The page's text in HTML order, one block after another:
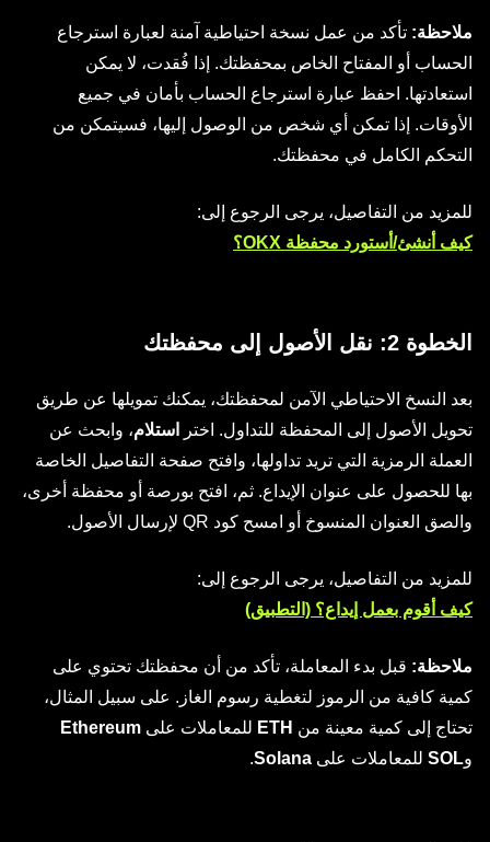
ملاحظة: تأكد من عمل نسخة احتياطية آمنة لعبارة استرجاع
الحساب أو المفتاح الخاص بمحفظتك. إذا فُقدت، لا يمكن
استعادتها. احفظ عبارة استرجاع الحساب بأمان في جميع
الأوقات. إذا تمكن أي شخص من الوصول إليها، فسيتمكن من
التحكم الكامل في محفظتك.
للمزيد من التفاصيل، يرجى الرجوع إلى:
كيف أنشئ/أستورد محفظة OKX؟
الخطوة 2: نقل الأصول إلى محفظتك
بعد النسخ الاحتياطي الآمن لمحفظتك، يمكنك تمويلها عن طريق
تحويل الأصول إلى المحفظة للتداول. اختر
استلام، وابحث عن
العملة الرمزية التي تريد تداولها، وافتح صفحة التفاصيل الخاصة
بها للحصول على عنوان الإيداع. ثم، افتح بورصة أو محفظة أخرى،
والصق العنوان المنسوخ أو امسح كود QR لإرسال الأصول.
للمزيد من التفاصيل، يرجى الرجوع إلى:
كيف أقوم بعمل إيداع؟ (التطبيق)
ملاحظة: قبل بدء المعاملة، تأكد من أن محفظتك تحتوي على
كمية كافية من الرموز لتغطية رسوم الغاز. على سبيل المثال،
تحتاج إلى كمية معينة من ETH للمعاملات على Ethereum
وSOL للمعاملات على Solana
.